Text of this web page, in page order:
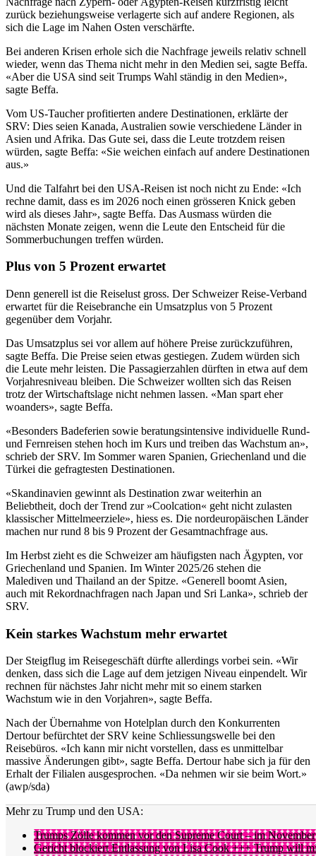
zurück beziehungsweise verlagerte sich auf andere Regionen, als
sich die Lage im Nahen Osten verschärfte.
Bei anderen Krisen erhole sich die Nachfrage jeweils relativ schnell
wieder, wenn das Thema nicht mehr in den Medien sei, sagte Beffa.
«Aber die USA sind seit Trumps Wahl ständig in den Medien»,
sagte Beffa.
Vom US-Taucher profitierten andere Destinationen, erklärte der
SRV: Dies seien Kanada, Australien sowie verschiedene Länder in
Asien und Afrika. Das Gute sei, dass die Leute trotzdem reisen
würden, sagte Beffa: «Sie weichen einfach auf andere Destinationen
aus.»
Und die Talfahrt bei den USA-Reisen ist noch nicht zu Ende: «Ich
rechne damit, dass es im 2026 noch einen grösseren Knick geben
wird als dieses Jahr», sagte Beffa. Das Ausmass würden die
nächsten Monate zeigen, wenn die Leute den Entscheid für die
Sommerbuchungen treffen würden.
Plus von 5 Prozent erwartet
Denn generell ist die Reiselust gross. Der Schweizer Reise-Verband
erwartet für die Reisebranche ein Umsatzplus von 5 Prozent
gegenüber dem Vorjahr.
Das Umsatzplus sei vor allem auf höhere Preise zurückzuführen,
sagte Beffa. Die Preise seien etwas gestiegen. Zudem würden sich
die Leute mehr leisten. Die Passagierzahlen dürften in etwa auf dem
Vorjahresniveau bleiben. Die Schweizer wollten sich das Reisen
trotz der Wirtschaftslage nicht nehmen lassen. «Man spart eher
woanders», sagte Beffa.
«Besonders Badeferien sowie beratungsintensive individuelle Rund-
und Fernreisen stehen hoch im Kurs und treiben das Wachstum an»,
schrieb der SRV. Im Sommer waren Spanien, Griechenland und die
Türkei die gefragtesten Destinationen.
«Skandinavien gewinnt als Destination zwar weiterhin an
Beliebtheit, doch der Trend zur »Coolcation« geht nicht zulasten
klassischer Mittelmeerziele», hiess es. Die nordeuropäischen Länder
machen nur rund 8 bis 9 Prozent der Gesamtnachfrage aus.
Im Herbst zieht es die Schweizer am häufigsten nach Ägypten, vor
Griechenland und Spanien. Im Winter 2025/26 stehen die
Malediven und Thailand an der Spitze. «Generell boomt Asien,
auch mit Rekordnachfragen nach Japan und Sri Lanka», schrieb der
SRV.
Kein starkes Wachstum mehr erwartet
Der Steigflug im Reisegeschäft dürfte allerdings vorbei sein. «Wir
denken, dass sich die Lage auf dem jetzigen Niveau einpendelt. Wir
rechnen für nächstes Jahr nicht mehr mit so einem starken
Wachstum wie in den Vorjahren», sagte Beffa.
Nach der Übernahme von Hotelplan durch den Konkurrenten
Dertour befürchtet der SRV keine Schliessungswelle bei den
Reisebüros. «Ich kann mir nicht vorstellen, dass es unmittelbar
massive Änderungen gibt», sagte Beffa. Dertour habe sich ja für den
Erhalt der Filialen ausgesprochen. «Da nehmen wir sie beim Wort.»
(awp/sda)
Mehr zu Trump und den USA:
Trumps Zölle kommen vor den Supreme Court – im November
Gericht blockiert Entlassung von Lisa Cook +++ Trump will